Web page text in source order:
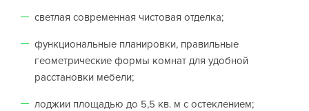
светлая современная чистовая отделка;
функциональные планировки, правильные
геометрические формы комнат для удобной
расстановки мебели;
лоджии площадью до 5,5 кв. м с остеклением;